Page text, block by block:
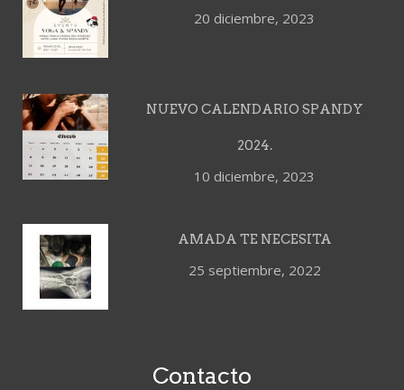
20 diciembre, 2023
NUEVO CALENDARIO SPANDY
2024.
10 diciembre, 2023
AMADA TE NECESITA
25 septiembre, 2022
Contacto